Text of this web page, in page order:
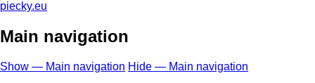
piecky.eu
Main navigation
Show — Main navigation Hide — Main navigation